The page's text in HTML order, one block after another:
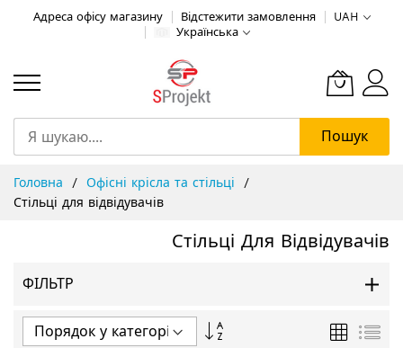
Адреса офісу магазину Відстежити замовлення
UAH
Українська
Пошук
Content
Головна
Офісні крісла та стільці
Стільці для відвідувачів
Стільці Для Відвідувачів
ФІЛЬТР
Сортувати
Таблиця